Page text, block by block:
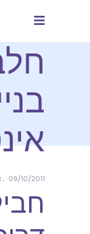
09/10/2011